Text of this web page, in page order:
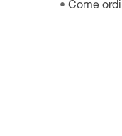
Come